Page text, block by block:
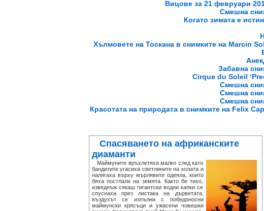
Вицове за 21 февруари
Смешна
Когато зимата е
Хълмовете на Тоскана в снимките на Marcin
Забавна
Cirque du Soleil
Смешна
Смешна
Смешна
Красотата на природата в снимките на Felix
Спасяването на африканските
диаманти
Маймуните връхлетяха малко след като
бандитите угасиха светлините на колата и
налягаха върху мърлявите одеяла, които
бяха постлали на земята. Както бе тихо,
изведнъж сякаш гигантски водни капки се
спуснаха през листака на дърветата,
въздухът се изпълни с победоносни
маймунски крясъци и ужасени човешки